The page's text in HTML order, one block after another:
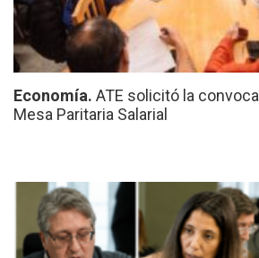
Economía. ATE solicitó la
Mesa Paritaria Salarial